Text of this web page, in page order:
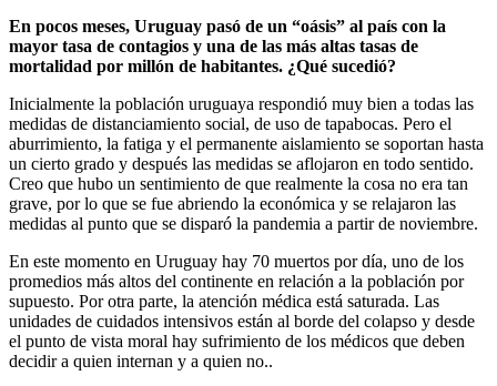
En pocos meses, Uruguay pasó de un “oásis” al país con la
mayor tasa de contagios y una de las más altas tasas de
mortalidad por millón de habitantes. ¿Qué sucedió?
Inicialmente la población uruguaya respondió muy bien a todas las
medidas de distanciamiento social, de uso de tapabocas. Pero el
aburrimiento, la fatiga y el permanente aislamiento se soportan hasta
un cierto grado y después las medidas se aflojaron en todo sentido.
Creo que hubo un sentimiento de que realmente la cosa no era tan
grave, por lo que se fue abriendo la económica y se relajaron las
medidas al punto que se disparó la pandemia a partir de noviembre.
En este momento en Uruguay hay 70 muertos por día, uno de los
promedios más altos del continente en relación a la población por
supuesto. Por otra parte, la atención médica está saturada. Las
unidades de cuidados intensivos están al borde del colapso y desde
el punto de vista moral hay sufrimiento de los médicos que deben
decidir a quien internan y a quien no..